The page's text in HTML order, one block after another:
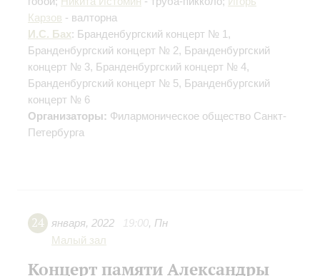
Карзов - валторна
И.С. Бах: Бранденбургский концерт № 1,
Бранденбургский концерт № 2, Бранденбургский
концерт № 3, Бранденбургский концерт № 4,
Бранденбургский концерт № 5, Бранденбургский
концерт № 6
Организаторы: Филармоническое общество Санкт-
Петербурга
24 января, 2022 19:00, Пн
Малый зал
Концерт памяти Александры